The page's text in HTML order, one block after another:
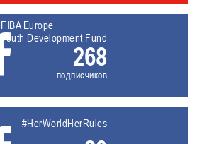
FIBA Europe
Youth Development Fund
268
подписчиков
#HerWorldHerRules